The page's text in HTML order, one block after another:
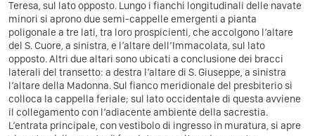
Teresa, sul lato opposto. Lungo i fianchi longitudinali delle navate
minori si aprono due semi-cappelle emergenti a pianta
poligonale a tre lati, tra loro prospicienti, che accolgono l’altare
del S. Cuore, a sinistra, e l’altare dell’Immacolata, sul lato
opposto. Altri due altari sono ubicati a conclusione dei bracci
laterali del transetto: a destra l’altare di S. Giuseppe, a sinistra
l’altare della Madonna. Sul fianco meridionale del presbiterio si
colloca la cappella feriale; sul lato occidentale di questa avviene
il collegamento con l’adiacente ambiente della sacrestia.
L’entrata principale, con vestibolo di ingresso in muratura, si apre